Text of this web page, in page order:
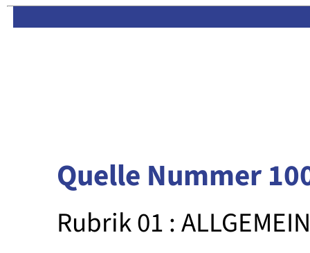
Quelle Nummer
Rubrik 01 :